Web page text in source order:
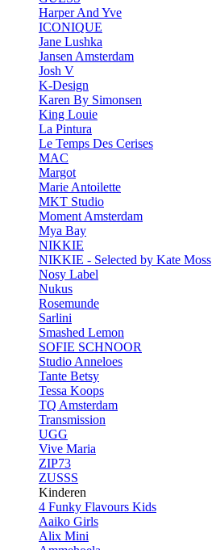
Harper And Yve
ICONIQUE
Jane Lushka
Jansen Amsterdam
Josh V
K-Design
Karen By Simonsen
King Louie
La Pintura
Le Temps Des Cerises
MAC
Margot
Marie Antoilette
MKT Studio
Moment Amsterdam
Mya Bay
NIKKIE
NIKKIE - Selected by Kate Moss
Nosy Label
Nukus
Rosemunde
Sarlini
Smashed Lemon
SOFIE SCHNOOR
Studio Anneloes
Tante Betsy
Tessa Koops
TQ Amsterdam
Transmission
UGG
Vive Maria
ZIP73
ZUSSS
Kinderen
4 Funky Flavours Kids
Aaiko Girls
Alix Mini